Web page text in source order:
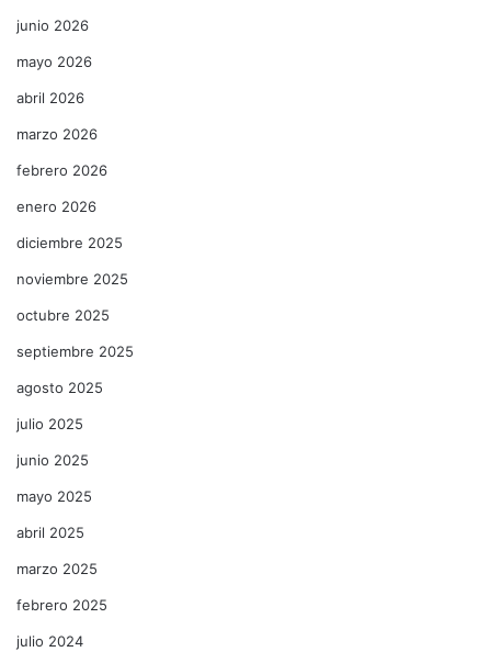
junio 2026
mayo 2026
abril 2026
marzo 2026
febrero 2026
enero 2026
diciembre 2025
noviembre 2025
octubre 2025
septiembre 2025
agosto 2025
julio 2025
junio 2025
mayo 2025
abril 2025
marzo 2025
febrero 2025
julio 2024